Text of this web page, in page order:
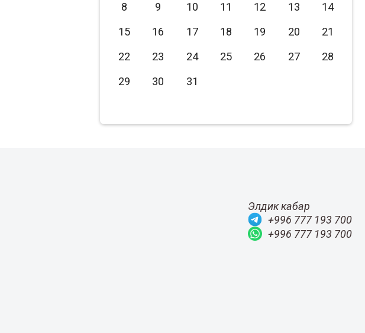
Март
Апрель
Июнь
Июль
2024
2023
2021
8
9 10 11 12 13
14
15
16 17 18 19 20
21
22
23 24 25 26 27
28
29
30 31
Элдик кабар
+996 777 193 700
+996 777 193 700